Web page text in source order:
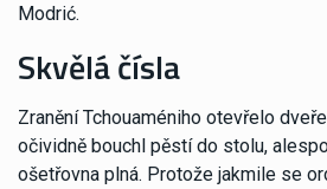
Modrić.
Skvělá čísla
Zranění Tchouaméniho otevřelo
očividně bouchl pěstí do stolu,
ošetřovna plná. Protože jakmile se